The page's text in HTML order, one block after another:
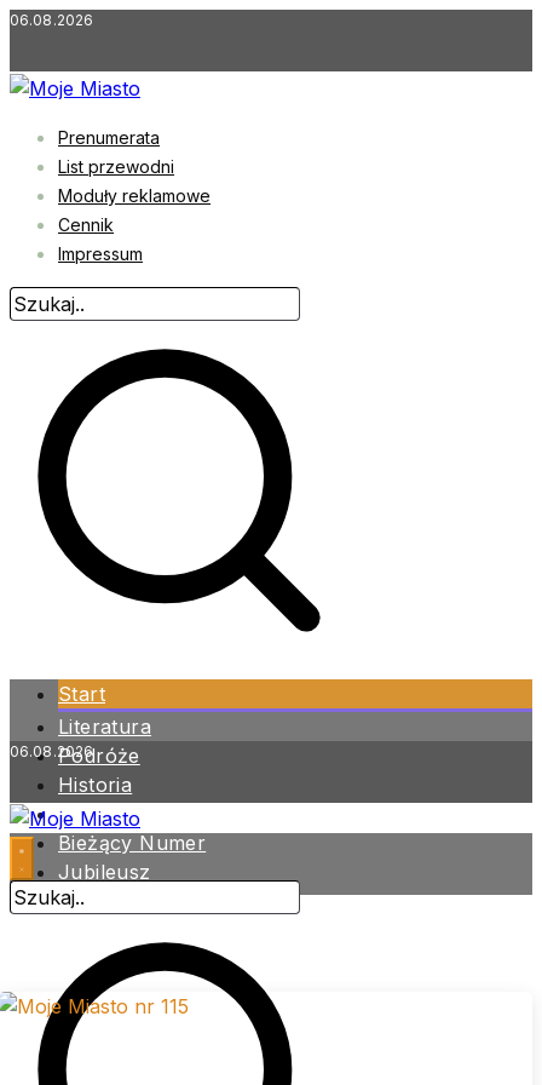
Przejdź
treści
06.08.2026
Prenumerata
List przewodni
Moduły reklamowe
Cennik
Impressum
Start
Literatura
Podróże
Historia
Zdrowie
Bieżący Numer
Jubileusz
Archiwum
06.08.2026